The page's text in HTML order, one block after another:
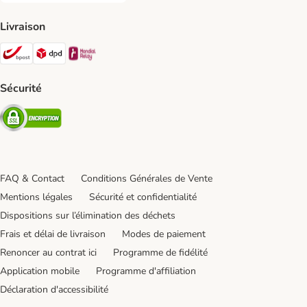
Livraison
Bpost Shipping Method
DPD Shipping Method
Sécurité
Security
FAQ & Contact
Conditions Générales de Vente
Mentions légales
Sécurité et confidentialité
Dispositions sur l’élimination des déchets
Frais et délai de livraison
Modes de paiement
Renoncer au contrat ici
Programme de fidélité
Application mobile
Programme d'affiliation
Déclaration d'accessibilité